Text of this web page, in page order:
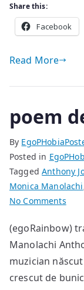
Share this:
Facebook
Read More
poem
By EgoPHobia
Posted in
TaggedAnthony
Monica Manolachi
No Commentson
de
(egoRainbow)
Manolachi
muzician
crescut de